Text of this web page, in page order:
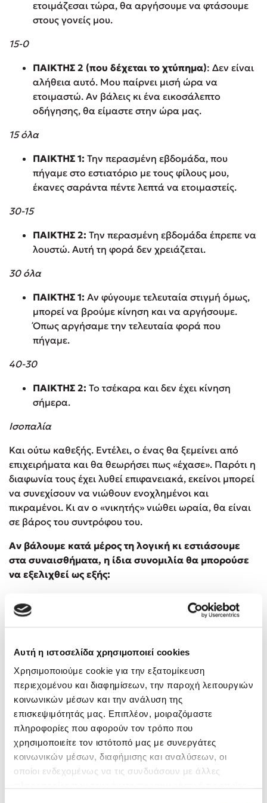
Αυτή η ιστοσελίδα χρησιμοποιεί cookies
Χρησιμοποιούμε cookie για την εξατομίκευση
περιεχομένου και διαφημίσεων, την παροχή λειτουργιών
κοινωνικών μέσων και την ανάλυση της
επισκεψιμότητάς μας. Επιπλέον, μοιραζόμαστε
πληροφορίες που αφορούν τον τρόπο που
χρησιμοποιείτε τον ιστότοπό μας με συνεργάτες
κοινωνικών μέσων, διαφήμισης και αναλύσεων, οι
οποίοι ενδεχομένως να τις συνδυάσουν με άλλες
ετοιμάζεσαι τώρα, θα αργήσουμε να φτάσουμε
στους γονείς μου.
15-0
ΠΑΙΚΤΗΣ 2 (που δέχεται το χτύπημα): Δεν είναι
αλήθεια αυτό. Μου παίρνει μισή ώρα να
ετοιμαστώ. Αν βάλεις κι ένα εικοσάλεπτο
οδήγησης, θα είμαστε στην ώρα μας.
15 όλα
ΠΑΙΚΤΗΣ 1: Την περασμένη εβδομάδα, που
πήγαμε στο εστιατόριο με τους φίλους μου,
έκανες σαράντα πέντε λεπτά να ετοιμαστείς.
30-15
ΠΑΙΚΤΗΣ 2: Την περασμένη εβδομάδα έπρεπε να
λουστώ. Αυτή τη φορά δεν χρειάζεται.
30 όλα
ΠΑΙΚΤΗΣ 1: Αν φύγουμε τελευταία στιγμή όμως,
μπορεί να βρούμε κίνηση και να αργήσουμε.
Όπως αργήσαμε την τελευταία φορά που
πήγαμε.
40-30
ΠΑΙΚΤΗΣ 2: Το τσέκαρα και δεν έχει κίνηση
σήμερα.
Ισοπαλία
Και ούτω καθεξής. Εντέλει, ο ένας θα ξεμείνει από
επιχειρήματα και θα θεωρήσει πως «έχασε». Παρότι η
διαφωνία τους έχει λυθεί επιφανειακά, εκείνοι μπορεί
να συνεχίσουν να νιώθουν ενοχλημένοι και
πικραμένοι. Κι αν ο «νικητής» νιώθει ωραία, θα είναι
σε βάρος του συντρόφου του.
Αν βάλουμε κατά μέρος τη λογική κι εστιάσουμε
στα συναισθήματα, η ίδια συνομιλία θα μπορούσε
να εξελιχθεί ως εξής:
σπίτι την τελευταία στιγμή για να πάμε στους
γονείς μου. Ξέρω πως ο πατέρας μου
χαλάει το κέφι του.
ΕΚΕΙΝΗ: Αχ, συγγνώμη, αγάπη μου. Δεν θέλω να
αγχώνεσαι και καταλαβαίνω πως δεν είναι
ωραίο να αργούμε στους γονείς σου. Θέλω να
τελειώσω αυτή τη δουλειά, για να μπορέσω να
απολαύσω την παρέα τους αργότερα.
ΕΚΕΙΝΟΣ: Ναι, πράγματι έχεις πολλά στο μυαλό
σου. Τι θα έλεγες αν σου σιδέρωνα το φόρεμα,
για να το βρεις έτοιμο όταν τελειώσεις και να